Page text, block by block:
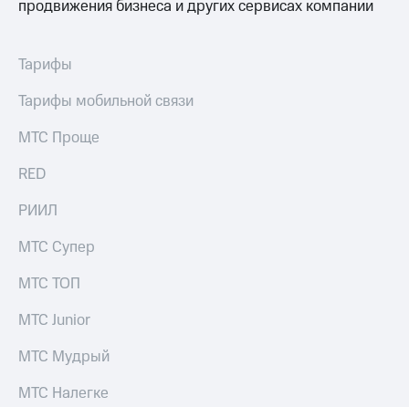
продвижения бизнеса и других сервисах компании
Тарифы
Тарифы мобильной связи
МТС Проще
RED
РИИЛ
МТС Супер
МТС ТОП
МТС Junior
МТС Мудрый
МТС Налегке